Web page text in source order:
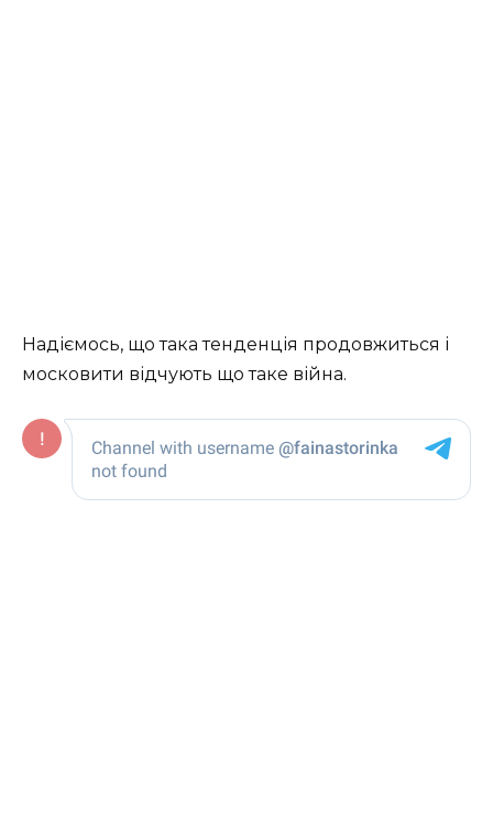
Надіємось, що така тенденція продовжиться і
московити відчують що таке війна.